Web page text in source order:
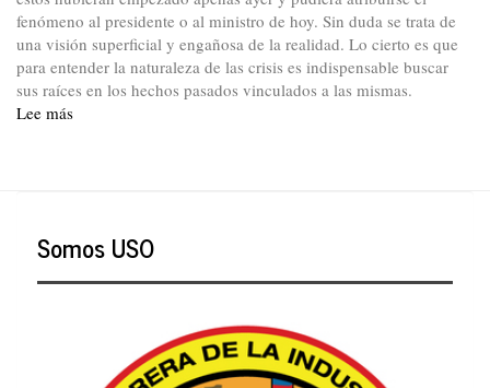
fenómeno al presidente o al ministro de hoy. Sin duda se trata de
una visión superficial y engañosa de la realidad. Lo cierto es que
para entender la naturaleza de las crisis es indispensable buscar
sus raíces en los hechos pasados vinculados a las mismas.
Lee más
salud:
Somos USO